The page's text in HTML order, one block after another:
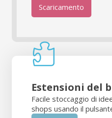
Scaricamento
Estensioni del
Facile stoccaggio di
shops usando il